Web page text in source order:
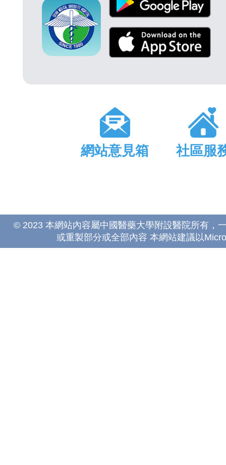
網站意見箱 社區服
© 2023 本網站內容屬中國醫藥大學附設醫院所有，
或重製部分或全部內容 本網站建議以